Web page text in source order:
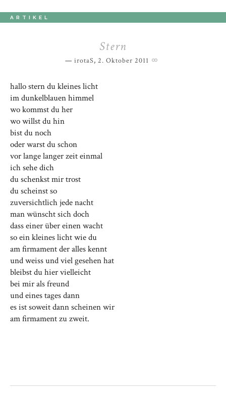
ARTIKEL
Stern
irotaS, 2. Oktober 2011
hallo stern du kleines licht
im dunkelblauen himmel
wo kommst du her
wo willst du hin
bist du noch
oder warst du schon
vor lange langer zeit einmal
ich sehe dich
du schenkst mir trost
du scheinst so
zuversichtlich jede nacht
man wünscht sich doch
dass einer über einen wacht
so ein kleines licht wie du
am firmament der alles kennt
und weiss und viel gesehen hat
bleibst du hier vielleicht
bei mir als freund
und eines tages dann
es ist soweit dann scheinen wir
am firmament zu zweit.